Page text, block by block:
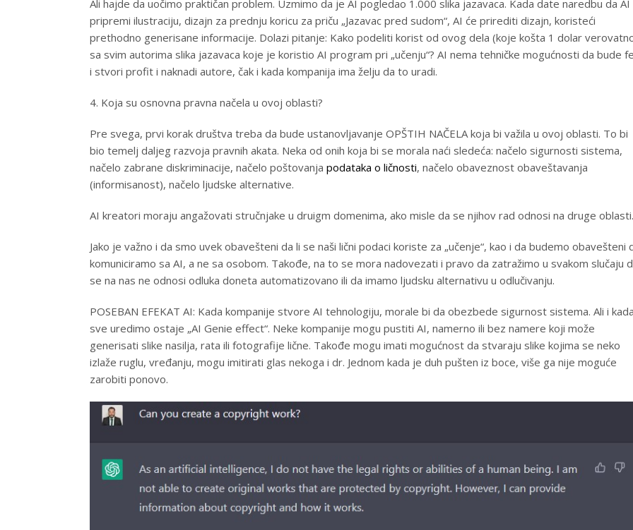
Ali hajde da uočimo praktičan problem. Uzmimo da je AI pogledao 1.000 slika jazavaca. Kada date naredbu da AI
pripremi ilustraciju, dizajn za prednju koricu za priču „Jazavac pred sudom“, AI će prirediti dizajn, koristeći
prethodno generisane informacije. Dolazi pitanje: Kako podeliti korist od ovog dela (koje košta 1 dolar
sa svim autorima slika jazavaca koje je koristio AI program pri „učenju“? AI nema tehničke mogućnosti da bude
i stvori profit i naknadi autore, čak i kada kompanija ima želju da to uradi.
4. Koja su osnovna pravna načela u ovoj oblasti?
Pre svega, prvi korak društva treba da bude ustanovljavanje OPŠTIH NAČELA koja bi važila u ovoj oblasti. To bi
bio temelj daljeg razvoja pravnih akata. Neka od onih koja bi se morala naći sledeća: načelo sigurnosti sistema,
načelo zabrane diskriminacije, načelo poštovanja podataka o ličnosti, načelo obaveznost obaveštavanja
(informisanost), načelo ljudske alternative.
AI kreatori moraju angažovati stručnjake u druigm domenima, ako misle da se njihov rad odnosi na druge oblasti.
Jako je važno i da smo uvek obavešteni da li se naši lični podaci koriste za „učenje“, kao i da budemo obavešteni
komuniciramo sa AI, a ne sa osobom. Takođe, na to se mora nadovezati i pravo da zatražimo u svakom slučaju
se na nas ne odnosi odluka doneta automatizovano ili da imamo ljudsku alternativu u odlučivanju.
POSEBAN EFEKAT AI: Kada kompanije stvore AI tehnologiju, morale bi da obezbede sigurnost sistema. Ali i
sve uredimo ostaje „AI Genie effect“. Neke kompanije mogu pustiti AI, namerno ili bez namere koji može
generisati slike nasilja, rata ili fotografije lične. Takođe mogu imati mogućnost da stvaraju slike kojima se neko
izlaže ruglu, vređanju, mogu imitirati glas nekoga i dr. Jednom kada je duh pušten iz boce, više ga nije moguće
zarobiti ponovo.